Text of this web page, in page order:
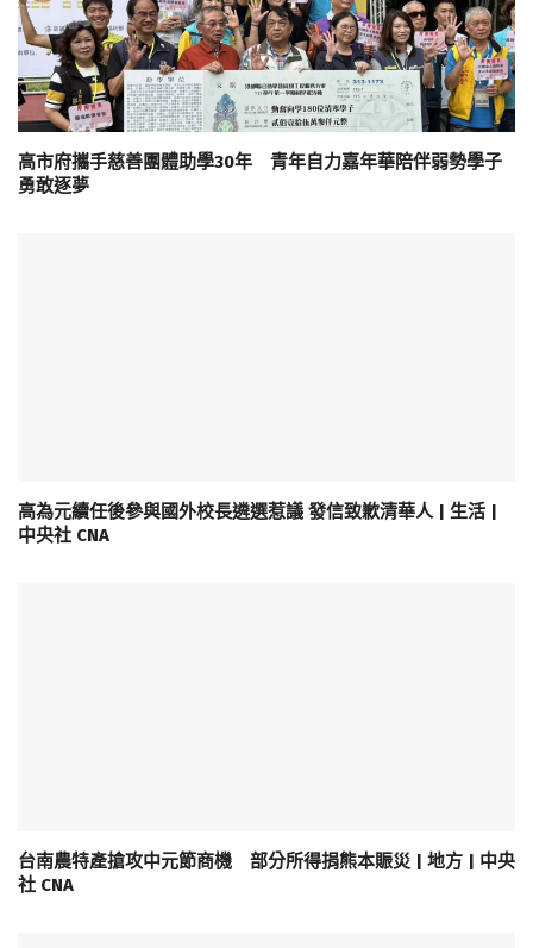
高市府攜手慈善團體助學30年 青年自力嘉年華陪伴弱勢學子
勇敢逐夢
高為元續任後參與國外校長遴選惹議 發信致歉清華人 | 生活 |
中央社 CNA
台南農特產搶攻中元節商機 部分所得捐熊本賑災 | 地方 | 中央
社 CNA